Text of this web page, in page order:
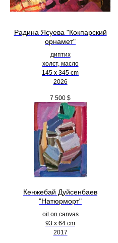
Радина Ясуева "Кокпарский
орнамет"
диптих
холст, масло
145 х 345 cm
2026
7 500 $
Кенжебай Дуйсенбаев
"Натюрморт"
oil on canvas
93 x 64 cm
2017